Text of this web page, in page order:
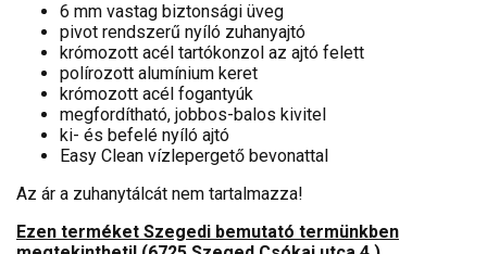
6 mm vastag biztonsági üveg
pivot rendszerű nyíló zuhanyajtó
krómozott acél tartókonzol az ajtó felett
polírozott alumínium keret
krómozott acél fogantyúk
megfordítható, jobbos-balos kivitel
ki- és befelé nyíló ajtó
Easy Clean vízlepergető bevonattal
Az ár a zuhanytálcát nem tartalmazza!
Ezen terméket Szegedi bemutató termünkben